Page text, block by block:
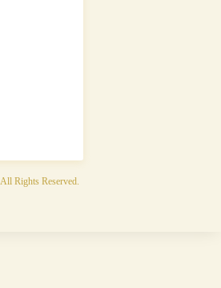
. All Rights Reserved.